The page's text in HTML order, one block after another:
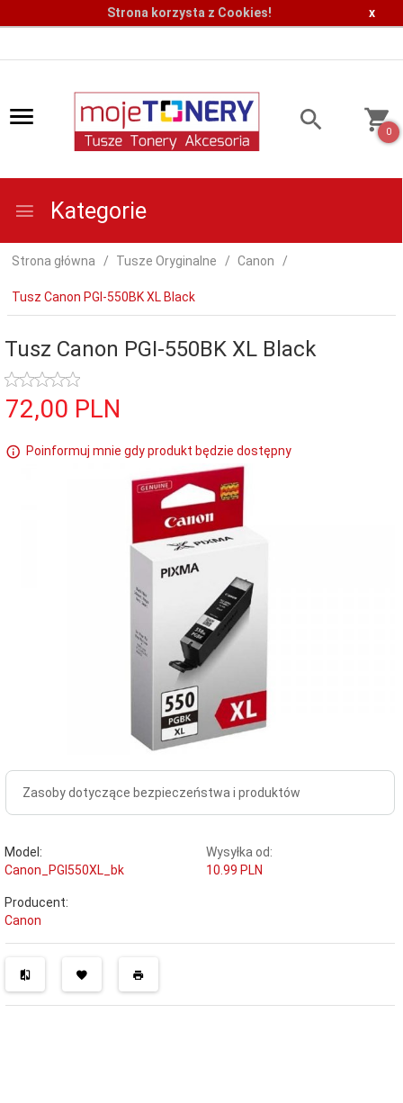
Strona korzysta z Cookies! x
0
Kategorie
Strona główna Tusze Oryginalne Canon
Tusz Canon PGI-550BK XL Black
Tusz Canon PGI-550BK XL Black
72,00 PLN
Poinformuj mnie gdy produkt będzie dostępny
Zasoby dotyczące bezpieczeństwa i produktów
Model:
Canon_PGI550XL_bk
Wysyłka od:
10.99 PLN
Producent:
Canon